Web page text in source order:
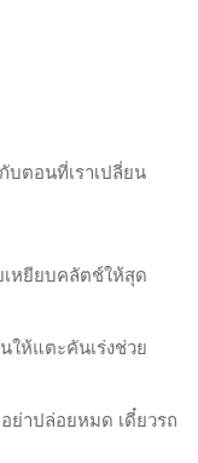
บตอนที่เราเปลี่ยน
เหยียบคลัตช์ให้สุด
ให้แตะคันเร่งช่วย
ย่าปล่อยหมด เดี๋ยวรถ